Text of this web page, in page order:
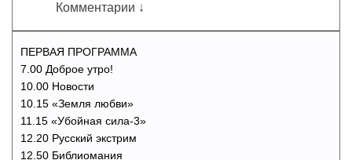
Комментарии ↓
ПЕРВАЯ ПРОГРАММА
7.00 Доброе утро!
10.00 Новости
10.15 «Земля любви»
11.15 «Убойная сила-3»
12.20 Русский экстрим
12.50 Библиомания